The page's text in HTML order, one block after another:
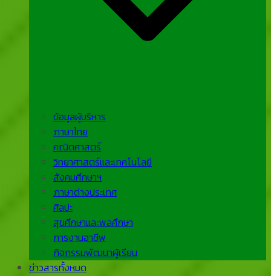
ข้อมูลผู้บริหาร
ภาษาไทย
คณิตศาสตร์
วิทยาศาสตร์และเทคโนโลยี
สังคมศึกษาฯ
ภาษาต่างประเทศ
ศิลปะ
สุขศึกษาและพลศึกษา
การงานอาชีพ
กิจกรรมพัฒนาผู้เรียน
ข่าวสารทั้งหมด